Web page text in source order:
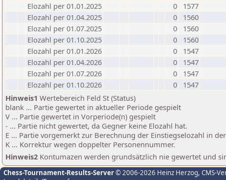
Elozahl per 01.01.2025
0
1577
Elozahl per 01.04.2025
0
1560
Elozahl per 01.07.2025
0
1560
Elozahl per 01.10.2025
0
1560
Elozahl per 01.01.2026
0
1547
Elozahl per 01.04.2026
0
1547
Elozahl per 01.07.2026
0
1547
Elozahl per 01.10.2026
0
1547
Hinweis1 Wertebereich Feld St (Status)
blank ... Partie gewertet in aktueller Periode gespielt
V ... Partie gewertet in Vorperiode(n) gespielt
- ... Partie nicht gewertet, da Gegner keine Elozahl hat.
E ... Partie vorgemerkt zur Berechnung der Einstiegselozahl in
K ... Korrektur wegen doppelter Personennummer.
Hinweis2 Kontumazen werden grundsätzlich nie gewertet und
Chess-Tournament-Results-Server© 2006-2026 Heinz Herzog, CMS-